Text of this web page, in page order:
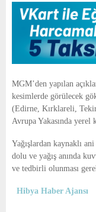
E
N
U
MGM’den yapılan
kesimlerde görülecek
(Edirne, Kırklareli,
Avrupa Yakasında
Yağışlardan kaynaklı
dolu ve yağış anında
ve tedbirli olunması
Hibya Haber Ajansı